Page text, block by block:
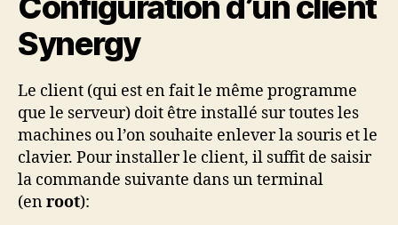
Synergy
Le client (qui est en fait le même programme
que le serveur) doit être installé sur toutes les
machines ou l’on souhaite enlever la souris et le
clavier. Pour installer le client, il suffit de saisir
la commande suivante dans un terminal
(enroot):